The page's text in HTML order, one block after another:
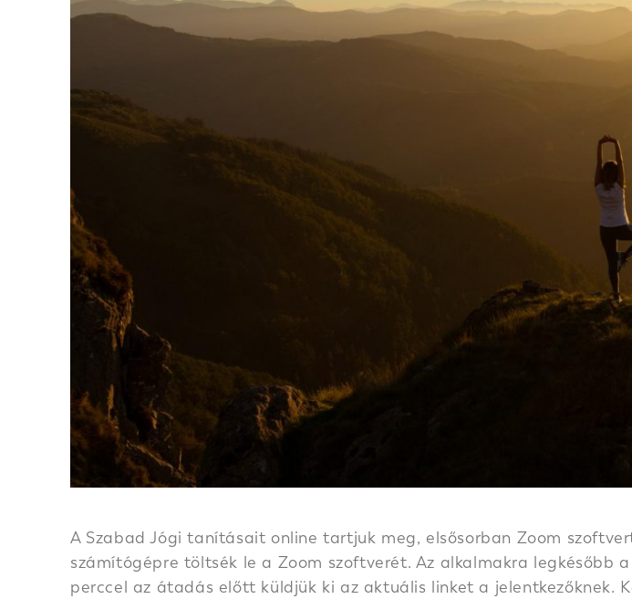
A Szabad Jógi tanításait online tartjuk meg, elsősorban Zoom
számítógépre töltsék le a Zoom szoftverét. Az alkalmakra legkésőbb
perccel az átadás előtt küldjük ki az aktuális linket a jelentkezőknek.